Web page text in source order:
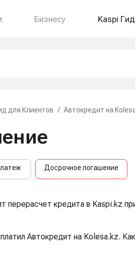
Бизнесу Kaspi Гид
для Клиентов / Автокредит на
Досрочное погашение
перерасчет кредита в Kaspi.kz
Автокредит на Kolesa.kz.